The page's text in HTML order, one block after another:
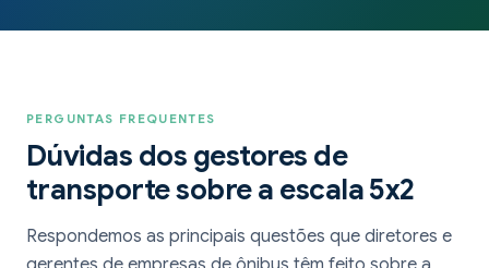
PERGUNTAS FREQUENTES
Dúvidas dos gestores de
transporte sobre a escala 5x2
Respondemos as principais questões que diretores e